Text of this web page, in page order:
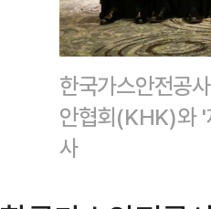
한국가스안전공
안협회(KHK)와
사